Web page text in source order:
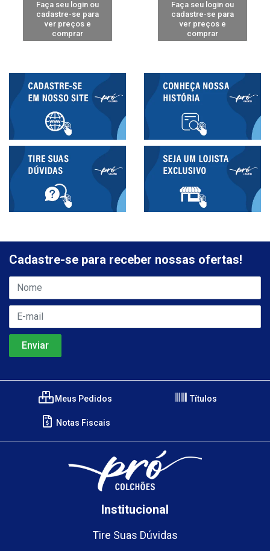
Faça seu login ou
cadastre-se para
ver preços e
comprar
Faça seu login ou
cadastre-se para
ver preços e
comprar
Cadastre-se para receber nossas ofertas!
Meus Pedidos Títulos
Notas Fiscais
Institucional
Tire Suas Dúvidas